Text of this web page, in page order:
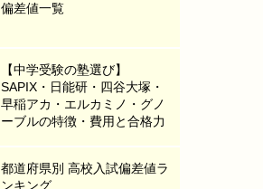
偏差値一覧
【中学受験の塾選び】
SAPIX・日能研・四谷大塚・
早稲アカ・エルカミノ・グノ
ーブルの特徴・費用と合格力
都道府県別 高校入試偏差値ラ
ンキング